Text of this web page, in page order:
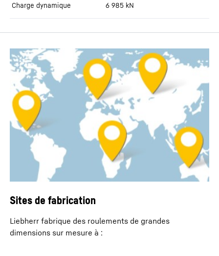
Charge dynamique 6 985 kN
Sites de fabrication
Liebherr fabrique des roulements de grandes
dimensions sur mesure à :